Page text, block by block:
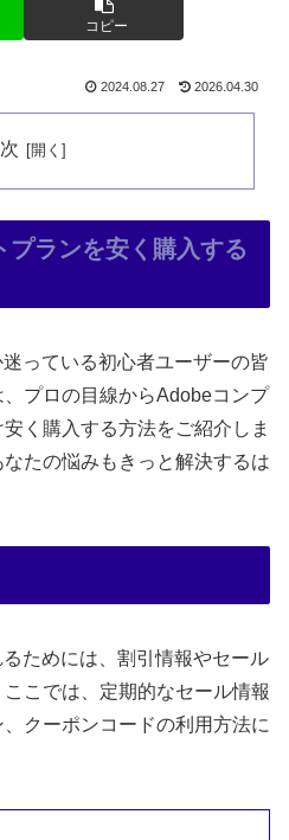
コピー
2024.08.27 2026.04.30
ランを安く購入する
っている初心者ユーザーの皆
プロの目線からAdobeコンプ
く購入する方法をご紹介しま
たの悩みもきっと解決するは
ためには、割引情報やセール
こでは、定期的なセール情報
クーポンコードの利用方法に